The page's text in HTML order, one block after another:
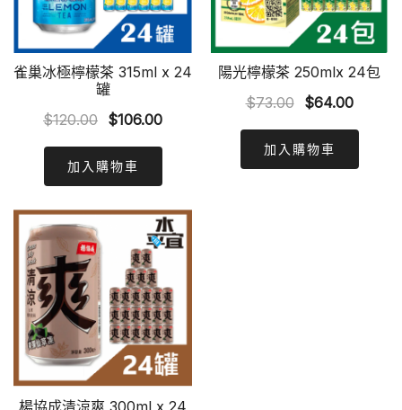
雀巢冰極檸檬茶 315ml x 24
罐
$120.00 Original
was:
$120.00.
$106.00Current
$106.00.
加入購物車
陽光檸檬茶 250mlx 24包
$73.00
Original
was:
$73.00.
$64.00
加入購物車
楊協成清涼爽 300ml x 24